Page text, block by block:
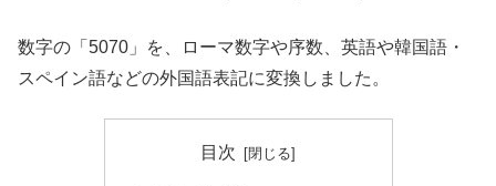
数字の「5070」を、ローマ数字や序数、英語や韓国語・
スペイン語などの外国語表記に変換しました。
目次